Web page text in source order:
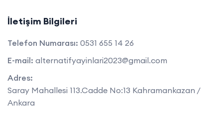
İletişim Bilgileri
Telefon Numarası: 0531 655 14 26
E-mail: alternatifyayinlari2023@gmail.com
Adres:
Saray Mahallesi 113.Cadde No:13 Kahramankazan /
Ankara